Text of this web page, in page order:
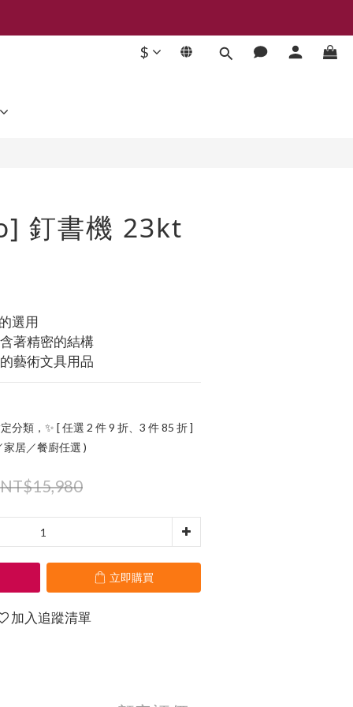
$
釘書機 23kt
選用
著精密的結構
藝術文具用品
分類，✨ [ 任選 2 件 9 折、3 件 85 折 ]
居／餐廚任選 )
NT$15,980
立即購買
加入追蹤清單
立即購買